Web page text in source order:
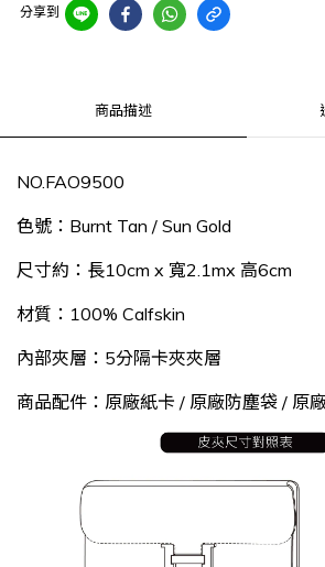
分享到
商品描述
NO.FAO9500
色號：Burnt Tan / Sun Gold
尺寸約：長10cm x 寬2.1mx 高6cm
材質：100% Calfskin
內部夾層：5分隔卡夾夾層
商品配件： 原廠紙卡 / 原廠防塵袋 / 原